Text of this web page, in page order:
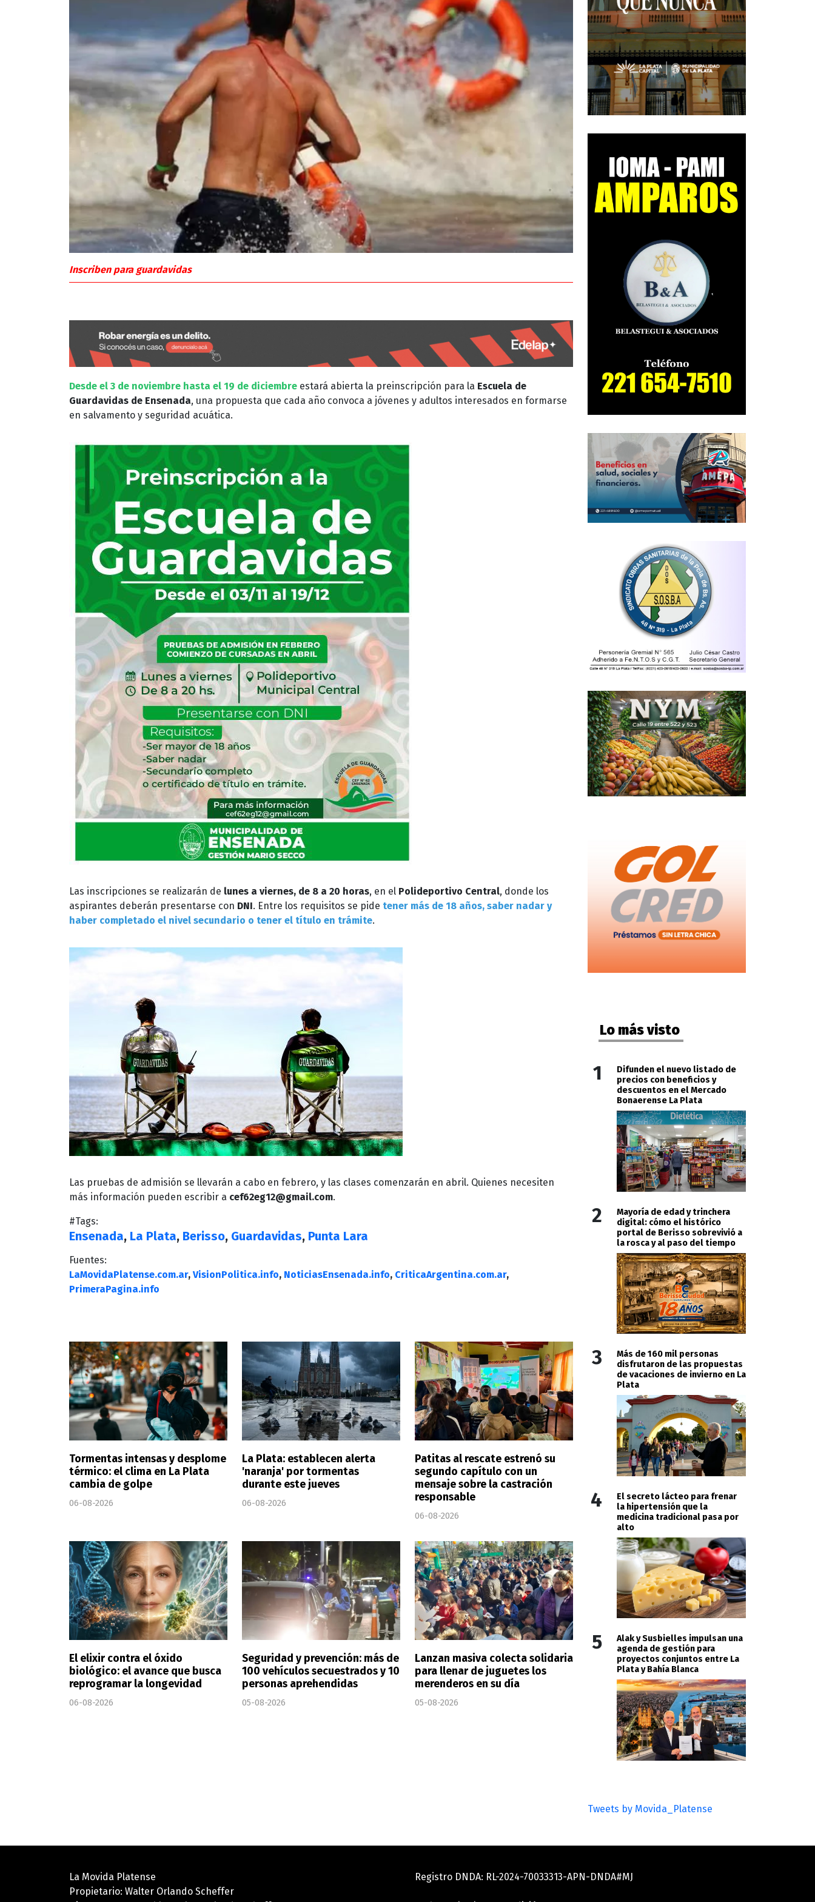
Inscriben para guardavidas
Desde el 3 de noviembre hasta el 19 de diciembre estará abierta la preinscripción para la Escuela de
Guardavidas de Ensenada, una propuesta que cada año convoca a jóvenes y adultos interesados en formarse
en salvamento y seguridad acuática.
Las inscripciones se realizarán de lunes a viernes, de 8 a 20 horas, en el Polideportivo Central, donde los
aspirantes deberán presentarse con DNI. Entre los requisitos se pide tener más de 18 años, saber nadar y
haber completado el nivel secundario o tener el título en trámite.
Las pruebas de admisión se llevarán a cabo en febrero, y las clases comenzarán en abril. Quienes necesiten
más información pueden escribir a cef62eg12@gmail.com.
#Tags:
Ensenada, La Plata, Berisso, Guardavidas, Punta Lara
Fuentes:
LaMovidaPlatense.com.ar, VisionPolitica.info, NoticiasEnsenada.info, CriticaArgentina.com.ar,
PrimeraPagina.info
Tormentas intensas y desplome
térmico: el clima en La Plata
cambia de golpe
06-08-2026
La Plata: establecen alerta
'naranja' por tormentas
durante este jueves
06-08-2026
Patitas al rescate estrenó su
segundo capítulo con un
mensaje sobre la castración
responsable
06-08-2026
El elixir contra el óxido
biológico: el avance que busca
reprogramar la longevidad
06-08-2026
Seguridad y prevención: más de
100 vehículos secuestrados y 10
personas aprehendidas
05-08-2026
Lanzan masiva colecta solidaria
para llenar de juguetes los
merenderos en su día
05-08-2026
Lo más visto
1
Difunden el nuevo listado de
precios con beneficios y
descuentos en el Mercado
Bonaerense La Plata
2
Mayoría de edad y trinchera
digital: cómo el histórico
portal de Berisso sobrevivió a
la rosca y al paso del tiempo
3
Más de 160 mil personas
disfrutaron de las propuestas
de vacaciones de invierno en La
Plata
4
El secreto lácteo para frenar
la hipertensión que la
medicina tradicional pasa por
alto
5
Alak y Susbielles impulsan una
agenda de gestión para
proyectos conjuntos entre La
Plata y Bahía Blanca
Tweets by Movida_Platense
La Movida Platense
Propietario: Walter Orlando Scheffer
Registro DNDA: RL-2024-70033313-APN-DNDA#MJ